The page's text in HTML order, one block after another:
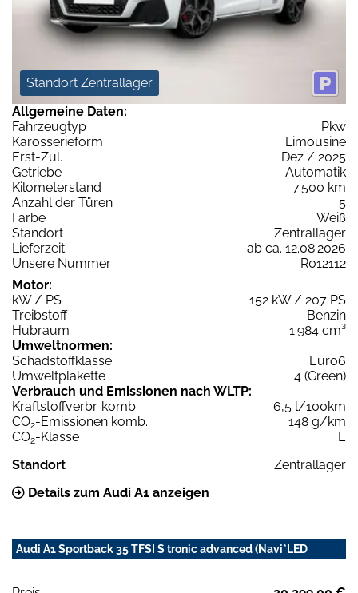
Standort Zentrallager
Allgemeine Daten:
Fahrzeugtyp
Pkw
Karosserieform
Limousine
Erst-Zul.
Dez / 2025
Getriebe
Automatik
Kilometerstand
7.500 km
Anzahl der Türen
5
Farbe
Weiß
Standort
Zentrallager
Lieferzeit
ab ca. 12.08.2026
Unsere Nummer
R012112
Motor:
kW / PS
152 kW / 207 PS
Treibstoff
Benzin
Hubraum
1.984 cm³
Umweltnormen:
Schadstoffklasse
Euro6
Umweltplakette
4 (Green)
Verbrauch und Emissionen nach WLTP:
Kraftstoffverbr. komb.
6,5 l/100km
CO2-Emissionen komb.
148 g/km
CO2-Klasse
E
Standort
Zentrallager
Details zum Audi A1 anzeigen
Audi A1 Sportback 35 TFSI S tronic advanced (Navi*LED